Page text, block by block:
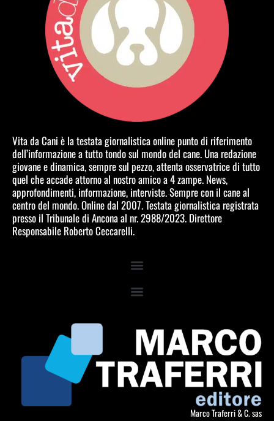
Vita da Cani è la testata giornalistica online punto di riferimento
dell’informazione a tutto tondo sul mondo del cane. Una redazione
giovane e dinamica, sempre sul pezzo, attenta osservatrice di tutto
quel che accade attorno al nostro amico a 4 zampe. News,
approfondimenti, informazione, interviste. Sempre con il cane al
centro del mondo. Online dal 2007. Testata giornalistica registrata
presso il Tribunale di Ancona al nr. 2988/2023. Direttore
Responsabile Roberto Ceccarelli.
Marco Traferri & C. sas